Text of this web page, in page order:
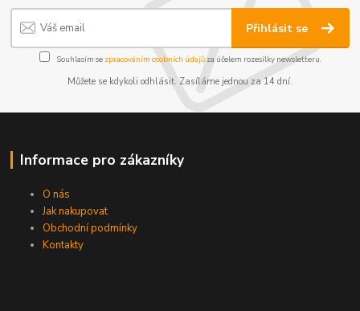
Přihlásit se
Souhlasím se zpracováním osobních údajůza účelem rozesílky newsletteru.
Můžete se kdykoli odhlásit. Zasíláme jednou za 14 dní.
Informace pro zákazníky
O nás
Jak nakupovat
Obchodní podmínky
Kontakty